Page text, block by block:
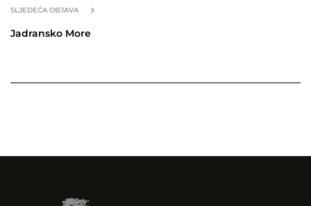
SLJEDEĆA OBJAVA
Jadransko More